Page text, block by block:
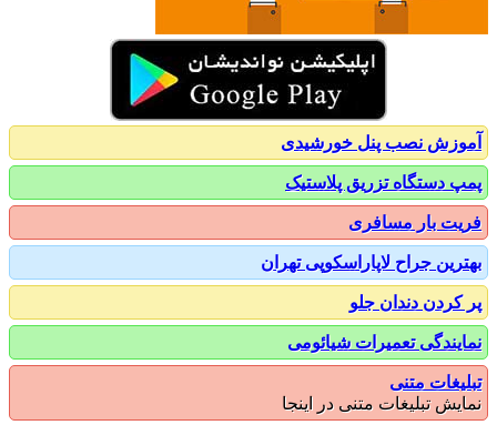
نصب پنل خورشیدی
دستگاه تزریق پلاستیک
بار مسافری
جراح لاپاراسکوپی تهران
دندان جلو
تعمیرات شیائومی
متنی
تبلیغات متنی در اینجا